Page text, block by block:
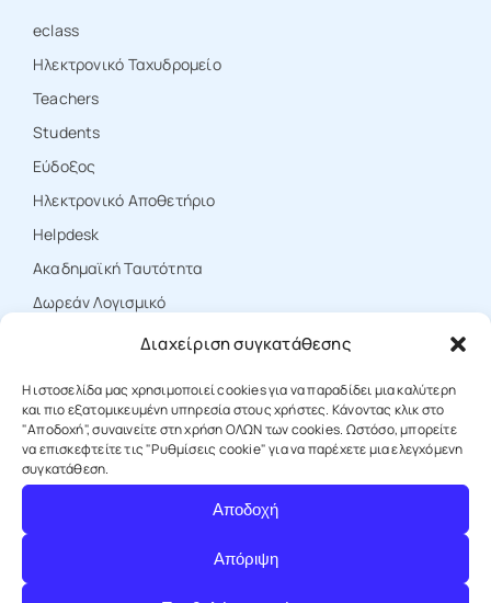
Διαχείριση συγκατάθεσης
Η ιστοσελίδα μας χρησιμοποιεί cookies για να παραδίδει μια καλύτερη
και πιο εξατομικευμένη υπηρεσία στους χρήστες. Κάνοντας κλικ στο
"Αποδοχή", συναινείτε στη χρήση ΟΛΩΝ των cookies. Ωστόσο, μπορείτε
να επισκεφτείτε τις "Ρυθμίσεις cookie" για να παρέχετε μια ελεγχόμενη
συγκατάθεση.
Αποδοχή
Απόριψη
eclass
Ηλεκτρονικό Ταχυδρομείο
Teachers
Students
Εύδοξος
Ηλεκτρονικό Αποθετήριο
Ηelpdesk
Ακαδημαϊκή Ταυτότητα
Δωρεάν Λογισμικό
ΕΠΙΚΟΙΝΩΝΙΑ
T: +30 25310 39000